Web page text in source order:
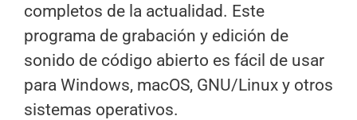
completos de la actualidad. Este
programa de grabación y edición de
sonido de código abierto es fácil de usar
para Windows, macOS, GNU/Linux y otros
sistemas operativos.